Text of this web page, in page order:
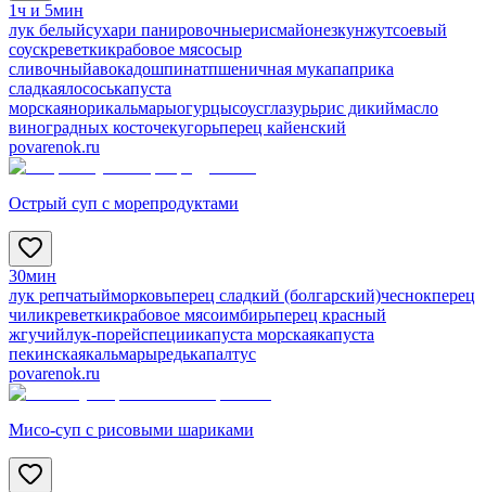
1ч и 5мин
лук белыйсухари панировочныерисмайонезкунжутсоевый
соускреветкикрабовое мясосыр
сливочныйавокадошпинатпшеничная мукапаприка
сладкаялососькапуста
морскаянорикальмарыогурцысоусглазурьрис дикиймасло
виноградных косточекугорьперец кайенский
povarenok.ru
Острый суп с морепродуктами
30мин
лук репчатыйморковьперец сладкий (болгарский)чеснокперец
чиликреветкикрабовое мясоимбирьперец красный
жгучийлук-порейспециикапуста морскаякапуста
пекинскаякальмарыредькапалтус
povarenok.ru
Мисо-суп с рисовыми шариками